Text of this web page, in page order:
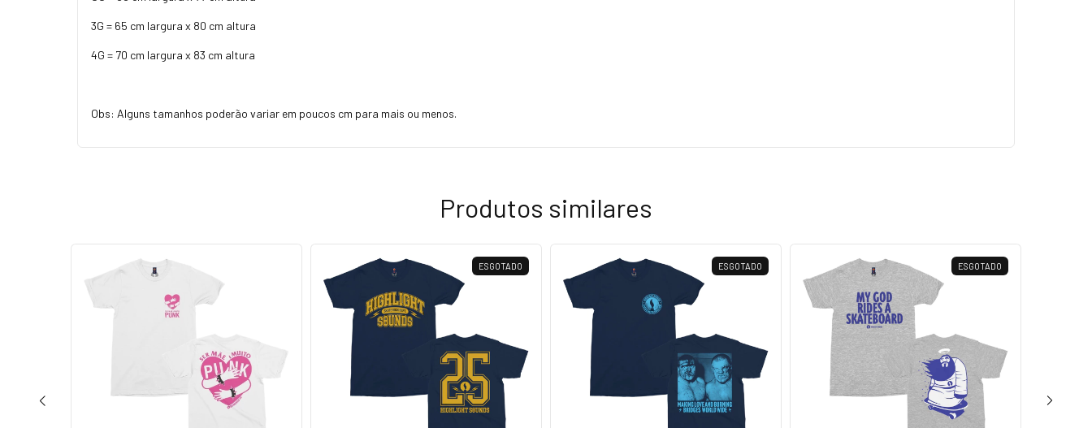
3G = 65 cm largura x 80 cm altura
4G = 70 cm largura x 83 cm altura
Obs: Alguns tamanhos poderão variar em poucos cm para mais ou menos.
Produtos similares
ESGOTADO ESGOTADO ESGOTADO